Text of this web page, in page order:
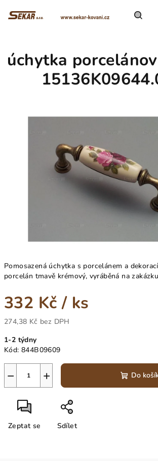
Pomosazená úchytka s porcelánem a
porcelán tmavě krémový, vyráběná na
332 Kč/ ks
274,38 Kč bez DPH
cena:
1-2 týdny
Kód: 844B09609
+
− Do
Zeptat se Sdílet
úchytka